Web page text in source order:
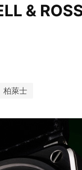
&
柏萊士